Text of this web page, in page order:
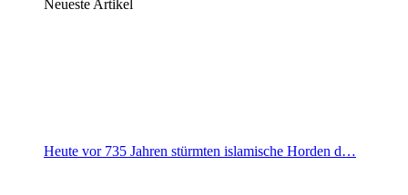
Neueste Artikel
Heute vor 735 Jahren stürmten islamische Horden d…